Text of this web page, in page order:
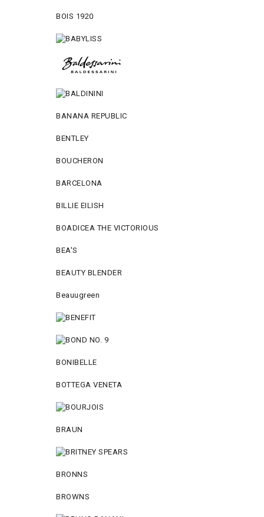
BOIS 1920
BANANA REPUBLIC
BENTLEY
BOUCHERON
BARCELONA
BILLIE EILISH
BOADICEA THE VICTORIOUS
BEA'S
BEAUTY BLENDER
Beauugreen
BONIBELLE
BOTTEGA VENETA
BRAUN
BRONNS
BROWNS